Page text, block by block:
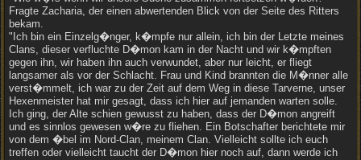
Fragte Zacharia, der einen abwertenden Blick von der Seite des Ritters
bekam.
"Ich bin ein Einzelg�nger, k�mpfe nur allein, ich bin der Letzte meines
Clans, dieser verfluchte D�mon kam in der Nacht und wir k�mpften
gegen ihn, wir haben ihn auch verwundet, aber nur leicht, er fliegt
langsamer als vor der Schlacht. Frau und Kind brannten die M�nner alle
verst�mmelt, ich war zu der Zeit auf dem Weg in diese Tarverne, unser
Hexenmeister hat mir gesagt, dass ich hier auf jemanden warten solle.
Ich ging, der Alte schien gewusst zu haben, dass der D�mon angreift
und es sinnlos gewesen w�re zu fliehen. Ein Botschafter berichtete mir
von dem �bel im Nord-Clan, meinem Clan. Vielleicht sollte ich euch
treffen oder vielleicht taucht der D�mon hier noch auf, dann werde ich